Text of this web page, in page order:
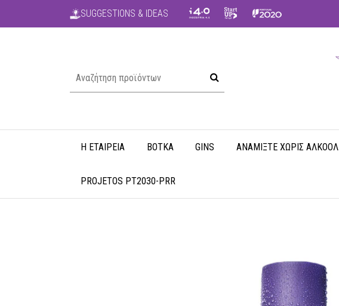
SUGGESTIONS & IDEAS
Η ΕΤΑΙΡΕΊΑ ΒΌΤΚΑ GINS ΑΝΑΜΊΞΤΕ ΧΩΡΊΣ ΑΛΚΟΌΛ
PROJETOS PT2030-PRR